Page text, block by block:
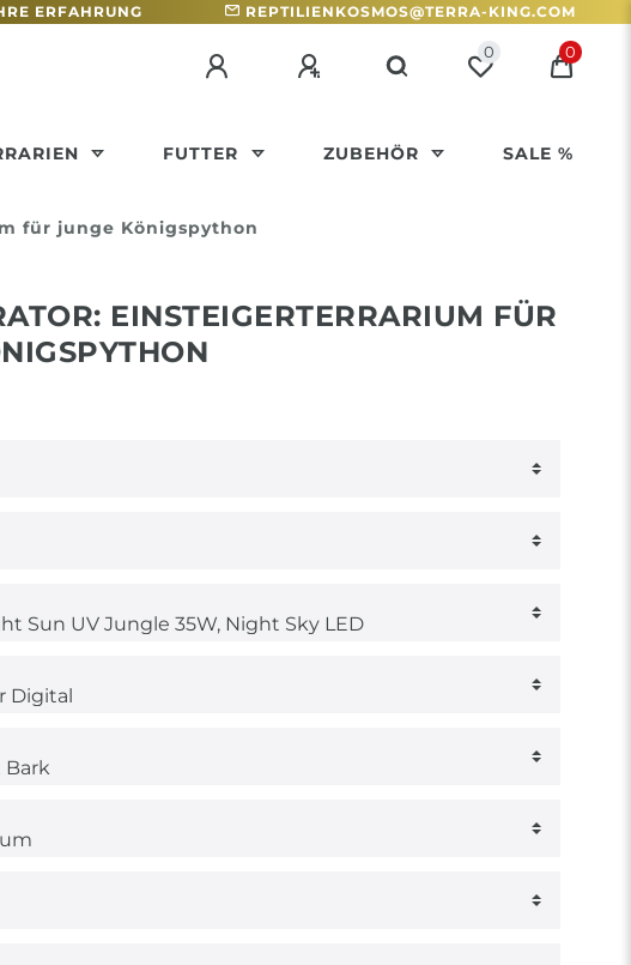
ERFAHRUNG REPTILIENKOSMOS@TERRA-KING.COM
0 0
FUTTER ZUBEHÖR SALE %
für junge Königspython
EINSTEIGERTERRARIUM FÜR